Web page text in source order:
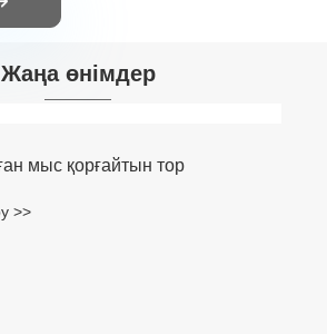
Жаңа өнімдер
мыс қорғайтын тор
>>